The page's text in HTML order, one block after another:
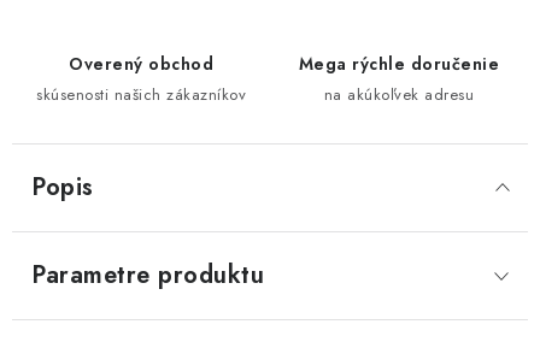
Overený obchod
skúsenosti našich zákazníkov
Mega rýchle doručenie
na akúkoľvek adresu
Popis
Parametre produktu